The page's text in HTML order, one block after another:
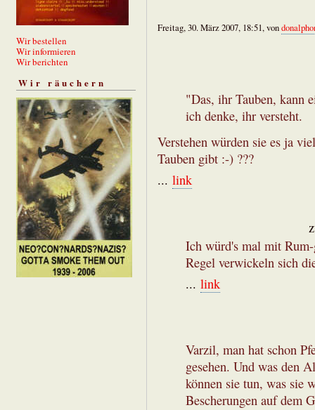
Wir bestellen
Wir informieren
Wir berichten
Wir räuchern
Freitag, 30. März 2007, 18:51, von
"Das, ihr Tauben, kann
ich denke, ihr versteht.
Verstehen würden sie es ja
Tauben gibt :-) ???
... link
Ich würd's mal mit
Regel verwickeln sich
... link
Varzil, man hat schon
gesehen. Und was den
können sie tun, was sie
Bescherungen auf dem